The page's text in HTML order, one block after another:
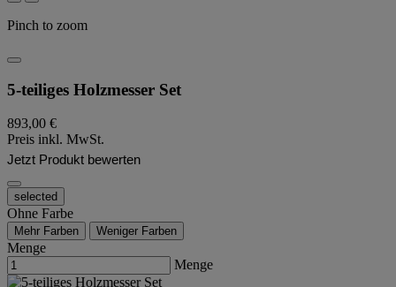
Pinch to zoom
5-teiliges Holzmesser Set
893,00 €
Preis inkl. MwSt.
Jetzt Produkt bewerten
selected
Ohne Farbe
Mehr Farben Weniger Farben
Menge
Menge